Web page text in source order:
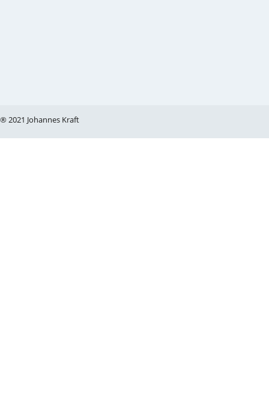
® 2021 Johannes Kraft